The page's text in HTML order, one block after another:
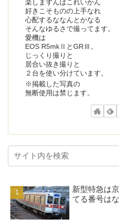
楽しまずんばこれいかん
好きこそものの上手なれ
心配するななんとかなる
そんなゆるさで撮ってます。
愛機は
EOS R5mkⅡとGRⅢ。
じっくり撮りと
居合い抜き撮りと
２台を使い分けています。
※掲載した写真の
無断使用は禁じます。
新型特急は
てる番号は